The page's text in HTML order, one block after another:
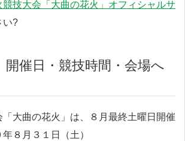
競技大会「大曲の花火」オフィシャルサ
い?
催日・競技時間・会場へ
大曲の花火」は、８月最終土曜日開催
８月３１日（土）